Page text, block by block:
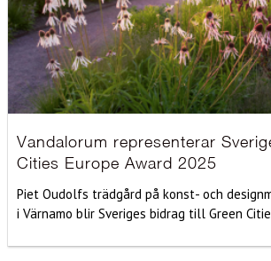
Vandalorum representerar
Cities Europe Award 2025
Piet Oudolfs trädgård på konst- och
i Värnamo blir Sveriges bidrag till Green